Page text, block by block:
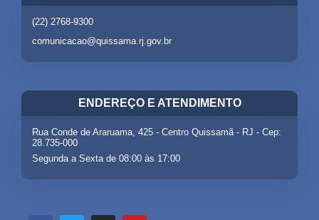
(22) 2768-9300
comunicacao@quissama.rj.gov.br
ENDEREÇO E ATENDIMENTO
Rua Conde de Araruama, 425 - Centro Quissamã - RJ - Cep:
28.735-000
Segunda a Sexta de 08:00 às 17:00